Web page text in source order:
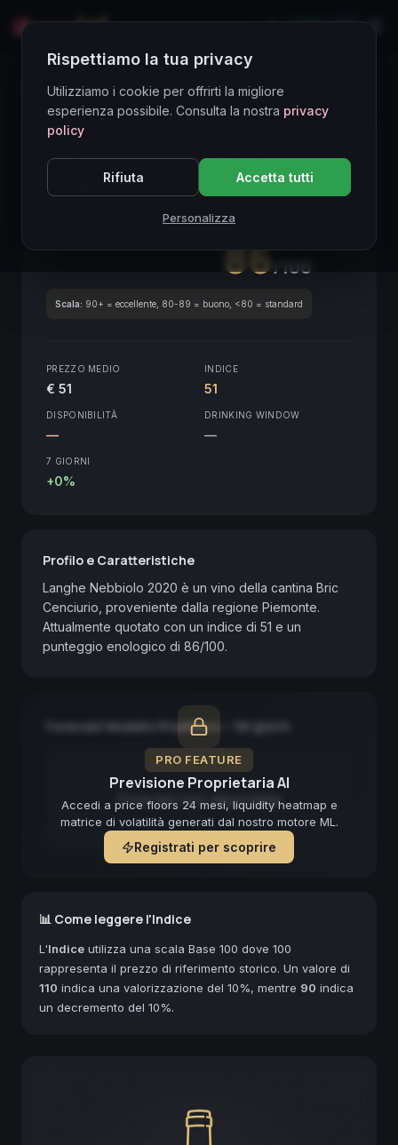
LIVE
Directory Vini
Langhe Nebbiolo
SCORE ENOLOGICO GLOBALE
86/100
Scala: 90+ = eccellente, 80-89 = buono, <80 = standard
PREZZO MEDIO
€ 51
INDICE
51
DISPONIBILITÀ
—
DRINKING WINDOW
—
7 GIORNI
+0%
Profilo e Caratteristiche
Langhe Nebbiolo 2020 è un vino della cantina Bric
Cenciurio, proveniente dalla regione Piemonte.
Attualmente quotato con un indice di 51 e un
punteggio enologico di 86/100.
PRO FEATURE
Previsione Proprietaria AI
Accedi a price floors 24 mesi, liquidity heatmap e
matrice di volatilità generati dal nostro motore ML.
Registrati per scoprire
Forecast Modello Predittivo — 90 giorni
Forecast non disponibile
📊 Come leggere l'Indice
L'Indice utilizza una scala Base 100 dove 100
rappresenta il prezzo di riferimento storico. Un valore di
110 indica una valorizzazione del 10%, mentre 90 indica
un decremento del 10%.
Rispettiamo la tua privacy
Utilizziamo i cookie per offrirti la migliore
esperienza possibile. Consulta la nostra privacy
policy
Rifiuta Accetta tutti
Personalizza